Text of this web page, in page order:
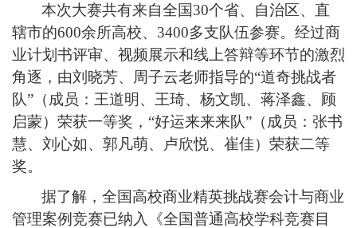
本次大赛共有来自全国30个省、自治区、直
辖市的600余所高校、3400多支队伍参赛。经过商
业计划书评审、视频展示和线上答辩等环节的激烈
角逐，由刘晓芳、周子云老师指导的“道奇挑战者
队”（成员：王道明、王琦、杨文凯、蒋泽鑫、顾
启蒙）荣获一等奖，“好运来来来队”（成员：张书
慧、刘心如、郭凡萌、卢欣悦、崔佳）荣获二等
奖。
据了解，全国高校商业精英挑战赛会计与商业
管理案例竞赛已纳入《全国普通高校学科竞赛目